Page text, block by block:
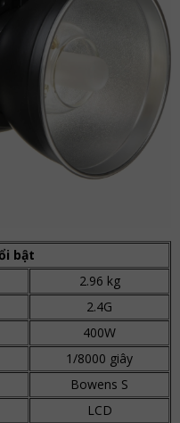
bật
2.96 kg
2.4G
400W
1/8000 giây
Bowens S
LCD